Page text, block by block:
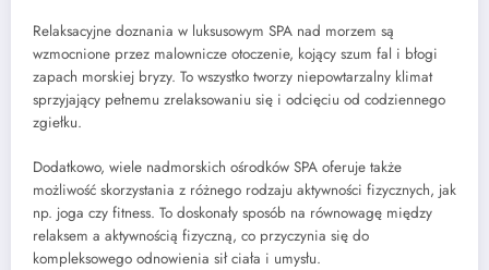
Relaksacyjne doznania w luksusowym SPA nad morzem są
wzmocnione przez malownicze otoczenie, kojący szum fal i błogi
zapach morskiej bryzy. To wszystko tworzy niepowtarzalny klimat
sprzyjający pełnemu zrelaksowaniu się i odcięciu od codziennego
zgiełku.
Dodatkowo, wiele nadmorskich ośrodków SPA oferuje także
możliwość skorzystania z różnego rodzaju aktywności fizycznych, jak
np. joga czy fitness. To doskonały sposób na równowagę między
relaksem a aktywnością fizyczną, co przyczynia się do
kompleksowego odnowienia sił ciała i umysłu.